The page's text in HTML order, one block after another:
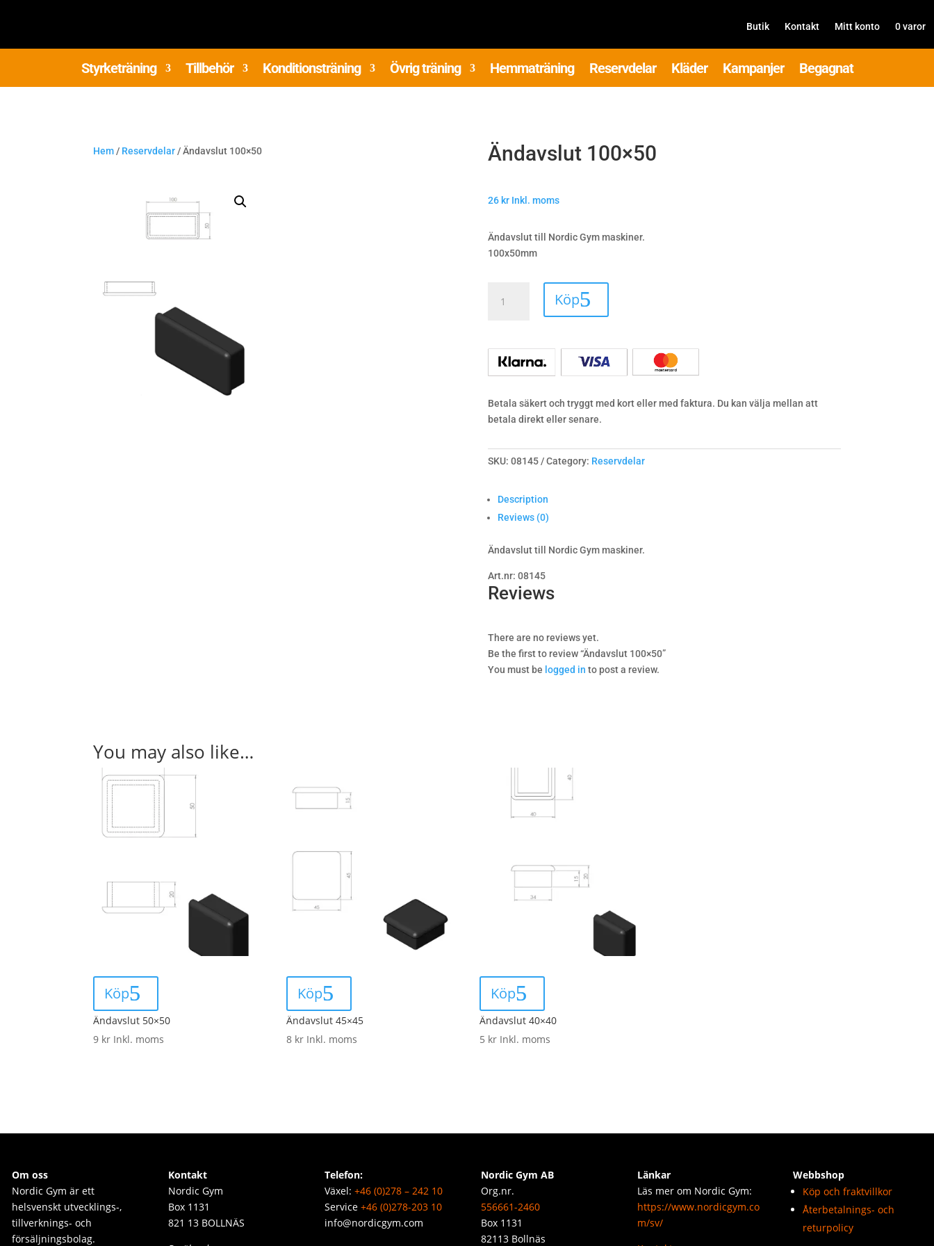
Butik Kontakt Mitt konto 0 varor
Styrketräning Tillbehör Konditionsträning Övrig träning Hemmaträning Reservdelar Kläder Kampanjer Begagnat
Hem / Reservdelar / Ändavslut 100×50 Ändavslut 100×50
26 kr Inkl. moms
Ändavslut till Nordic Gym maskiner.
100x50mm
100x50
Köp
Betala säkert och tryggt med kort eller med faktura. Du kan välja mellan att
betala direkt eller senare.
SKU: 08145 Category: Reservdelar
Description
Reviews (0)
Ändavslut till Nordic Gym maskiner.
Art.nr: 08145
Reviews
There are no reviews yet.
Be the first to review “Ändavslut 100×50”
You must be logged in to post a review.
You may also like…
Köp
Ändavslut 50×50
9 kr Inkl. moms
Köp
Ändavslut 45×45
8 kr Inkl. moms
Köp
Ändavslut 40×40
5 kr Inkl. moms
Om oss
Nordic Gym är ett
helsvenskt utvecklings-,
tillverknings- och
försäljningsbolag.
Kontakt
Nordic Gym
Box 1131
821 13 BOLLNÄS
Telefon:
Växel: +46 (0)278 – 242 10
Service +46 (0)278-203 10
info@nordicgym.com
Nordic Gym AB
Org.nr.
556661-2460
Box 1131
82113 Bollnäs
Länkar
Läs mer om Nordic Gym:
https://www.nordicgym.co
m/sv/
Webbshop
Köp och fraktvillkor
Återbetalnings- och
returpolicy